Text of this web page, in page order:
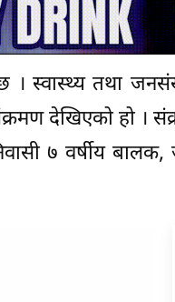
स्वास्थ्य तथा
देखिएको हो ।
७ वर्षीय